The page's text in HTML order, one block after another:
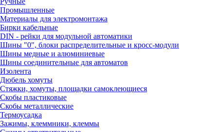
Промышленные
Материалы для электромонтажа
Бирки кабельные
DIN - рейки для модульной автоматики
Шины "0", блоки распределительные и кросс-модули
Шины медные и алюминиевые
Шины соединительные для автоматов
Изолента
Дюбель хомуты
Стяжки, хомуты, площадки самоклеющиеся
Скобы пластиковые
Скобы металлические
Термоусадка
Зажимы, клеммники, клеммы